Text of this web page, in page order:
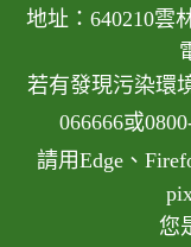
地址：640210雲
若有發現污染環
066666或
請用Edge、
您